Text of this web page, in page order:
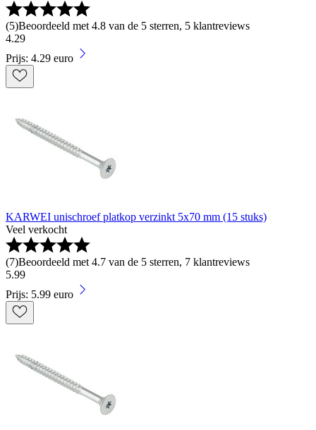
(5)Beoordeeld met 4.8 van de 5 sterren, 5 klantreviews
4.29
Prijs: 4.29 euro
KARWEI unischroef platkop verzinkt 5x70 mm (15 stuks)
Veel verkocht
(7)Beoordeeld met 4.7 van de 5 sterren, 7 klantreviews
5.99
Prijs: 5.99 euro